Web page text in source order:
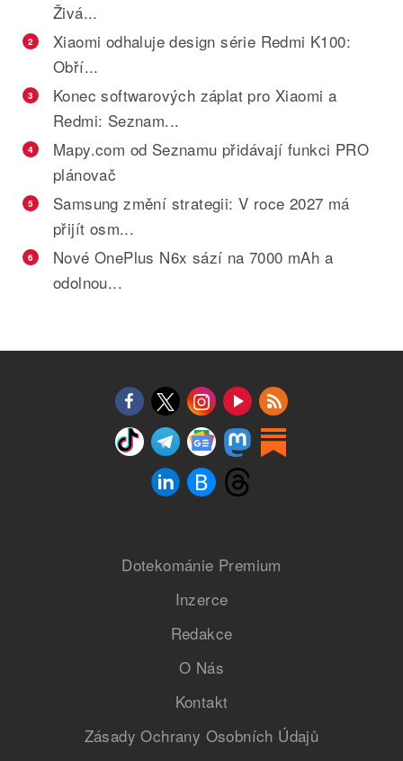
Živá...
2
Xiaomi odhaluje design série Redmi K100:
Obří...
3
Konec softwarových záplat pro Xiaomi a
Redmi: Seznam...
4
Mapy.com od Seznamu přidávají funkci PRO
plánovač
5
Samsung změní strategii: V roce 2027 má
přijít osm...
6
Nové OnePlus N6x sází na 7000 mAh a
odolnou...
Dotekománie Premium
Inzerce
Redakce
O Nás
Kontakt
Zásady Ochrany Osobních Údajů